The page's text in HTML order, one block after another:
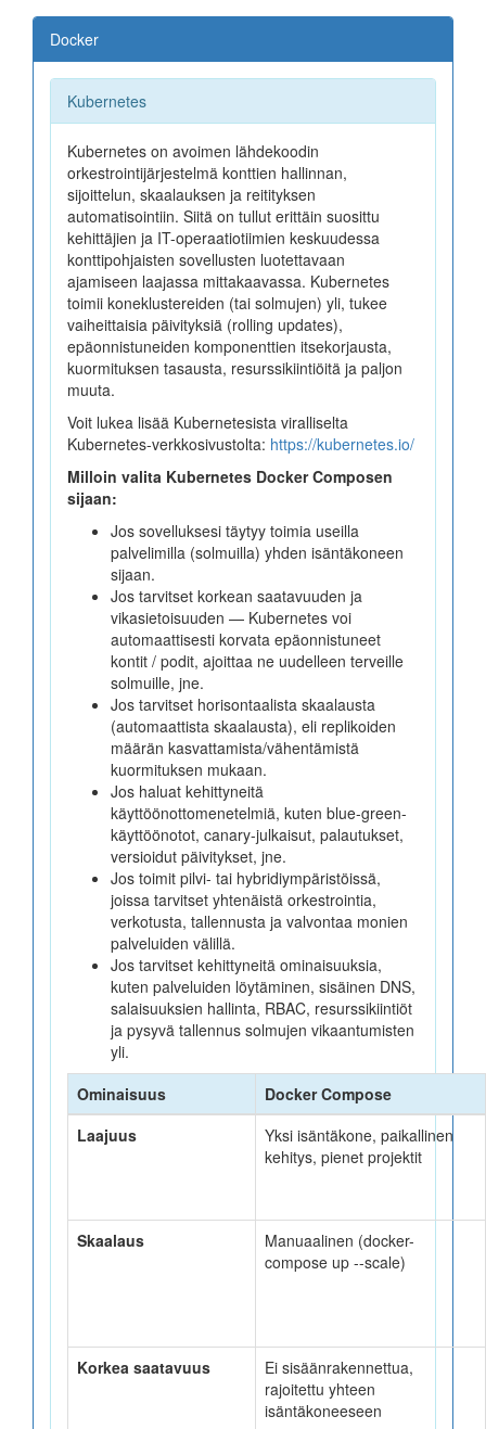
Docker
Docker Images & Containers
Docker Desktop
.dockerignore
Docker Commands
Docker Compose
Docker Hub
ESIMERKKEJÄ
MySQL
PostgreSQL
Node+MySQL
Kubernetes
Docker
Kubernetes
Kubernetes on avoimen lähdekoodin
orkestrointijärjestelmä konttien hallinnan,
sijoittelun, skaalauksen ja reitityksen
automatisointiin. Siitä on tullut erittäin suosittu
kehittäjien ja IT-operaatiotiimien keskuudessa
konttipohjaisten sovellusten luotettavaan
ajamiseen laajassa mittakaavassa. Kubernetes
toimii koneklustereiden (tai solmujen) yli, tukee
vaiheittaisia päivityksiä (rolling updates),
epäonnistuneiden komponenttien itsekorjausta,
kuormituksen tasausta, resurssikiintiöitä ja paljon
muuta.
Voit lukea lisää Kubernetesista viralliselta
Kubernetes-verkkosivustolta: https://kubernetes.io/
Milloin valita Kubernetes Docker Composen
sijaan:
Jos sovelluksesi täytyy toimia useilla
palvelimilla (solmuilla) yhden isäntäkoneen
sijaan.
Jos tarvitset korkean saatavuuden ja
vikasietoisuuden — Kubernetes voi
automaattisesti korvata epäonnistuneet
kontit / podit, ajoittaa ne uudelleen terveille
solmuille, jne.
Jos tarvitset horisontaalista skaalausta
(automaattista skaalausta), eli replikoiden
määrän kasvattamista/vähentämistä
kuormituksen mukaan.
Jos haluat kehittyneitä
käyttöönottomenetelmiä, kuten blue-green-
käyttöönotot, canary-julkaisut, palautukset,
versioidut päivitykset, jne.
Jos toimit pilvi- tai hybridiympäristöissä,
joissa tarvitset yhtenäistä orkestrointia,
verkotusta, tallennusta ja valvontaa monien
palveluiden välillä.
Jos tarvitset kehittyneitä ominaisuuksia,
kuten palveluiden löytäminen, sisäinen DNS,
salaisuuksien hallinta, RBAC, resurssikiintiöt
ja pysyvä tallennus solmujen vikaantumisten
yli.
Ominaisuus
Docker Compose
Laajuus
Yksi isäntäkone, paikallinen
kehitys, pienet projektit
Skaalaus
Manuaalinen (docker-
compose up --scale)
Korkea saatavuus
Ei sisäänrakennettua,
rajoitettu yhteen
isäntäkoneeseen